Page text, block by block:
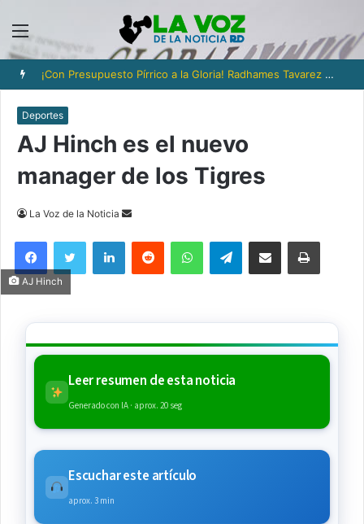
Menú
¡Con Presupuesto Pírrico a la Gloria! Radhames Tavarez y la Hazaña Dorada de la Natación Dominicana
Deportes
AJ Hinch es el nuevo
manager de los Tigres
La Voz de la Noticia
Send
email
FacebookTwitter LinkedInReddit WhatsAppTelegramCompartir via Email Imprimi
AJ Hinch
Leer resumen de esta noticia
Generado con IA · aprox. 20 seg
Escuchar este artículo
aprox. 3 min